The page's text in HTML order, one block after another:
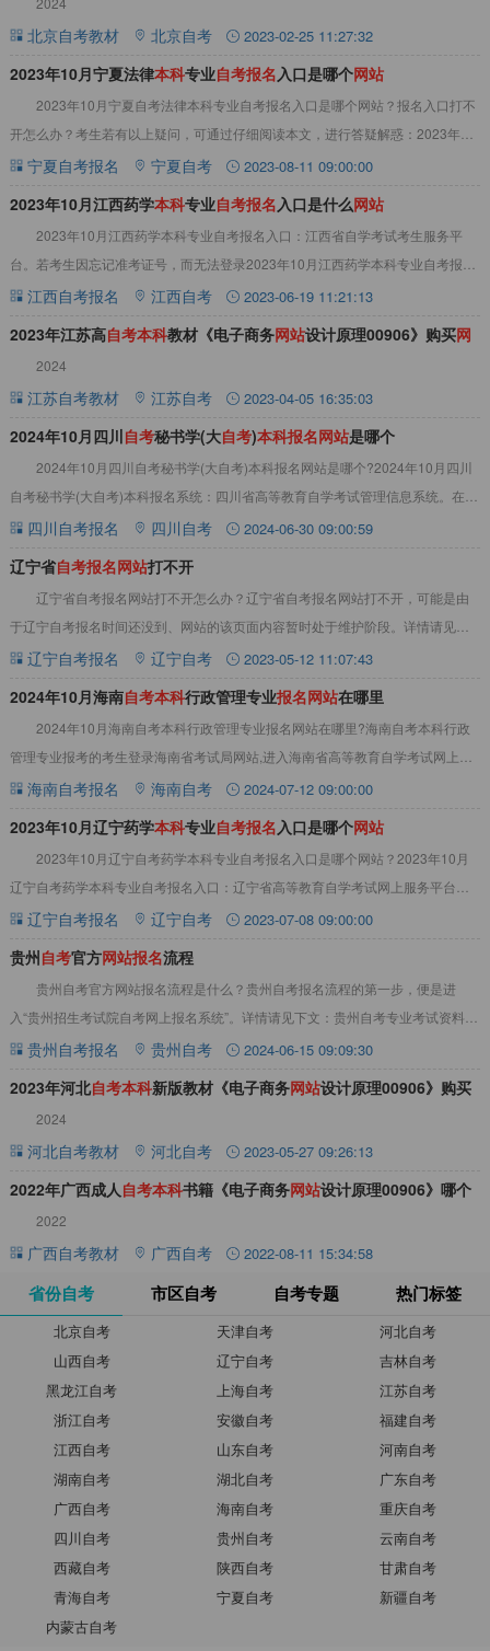
北京自考教材 北京自考 2023-02-25 11:27:32
2023年10月宁夏法律本科专业自考报名入口是哪个网站
2023年10月宁夏自考法律本科专业自考报名入口是哪个网站？报名入口打不
开怎么办？考生若有以上疑问，可通过仔细阅读本文，进行答疑解惑：2023年10
月宁夏法律本科专业自考报名入口2
宁夏自考报名 宁夏自考 2023-08-11 09:00:00
2023年10月江西药学本科专业自考报名入口是什么网站
2023年10月江西药学本科专业自考报名入口：江西省自学考试考生服务平
台。若考生因忘记准考证号，而无法登录2023年10月江西药学本科专业自考报名
入口，可查看往年准考证，准考证上有
江西自考报名 江西自考 2023-06-19 11:21:13
2023年江苏高自考本科教材《电子商务网站设计原理00906》购买网
2024
江苏自考教材 江苏自考 2023-04-05 16:35:03
2024年10月四川自考秘书学(大自考)本科报名网站是哪个
2024年10月四川自考秘书学(大自考)本科报名网站是哪个?2024年10月四川
自考秘书学(大自考)本科报名系统：四川省高等教育自学考试管理信息系统。在四
川自考报名期间，已经取得准
四川自考报名 四川自考 2024-06-30 09:00:59
辽宁省自考报名网站打不开
辽宁省自考报名网站打不开怎么办？辽宁省自考报名网站打不开，可能是由
于辽宁自考报名时间还没到、网站的该页面内容暂时处于维护阶段。详情请见下
文：辽宁省自考报名网站打不开辽宁省自考报名网
辽宁自考报名 辽宁自考 2023-05-12 11:07:43
2024年10月海南自考本科行政管理专业报名网站在哪里
2024年10月海南自考本科行政管理专业报名网站在哪里?海南自考本科行政
管理专业报考的考生登录海南省考试局网站,进入海南省高等教育自学考试网上报
名系统，按照报考注册流程，完成海南自
海南自考报名 海南自考 2024-07-12 09:00:00
2023年10月辽宁药学本科专业自考报名入口是哪个网站
2023年10月辽宁自考药学本科专业自考报名入口是哪个网站？2023年10月
辽宁自考药学本科专业自考报名入口：辽宁省高等教育自学考试网上服务平台。
考生须使用IE8及以上版本浏览器，
辽宁自考报名 辽宁自考 2023-07-08 09:00:00
贵州自考官方网站报名流程
贵州自考官方网站报名流程是什么？贵州自考报名流程的第一步，便是进
入“贵州招生考试院自考网上报名系统”。详情请见下文：贵州自考专业考试资料大
全，辅助备考贵州自考官方网站报名流程一、贵
贵州自考报名 贵州自考 2024-06-15 09:09:30
2023年河北自考本科新版教材《电子商务网站设计原理00906》购买
站2024
河北自考教材 河北自考 2023-05-27 09:26:13
2022年广西成人自考本科书籍《电子商务网站设计原理00906》哪个
站买
2022
广西自考教材 广西自考 2022-08-11 15:34:58
省份自考 市区自考 自考专题 热门标签
北京自考 天津自考
河北自考
山西自考
辽宁自考
吉林自考
黑龙江自考
上海自考
江苏自考
浙江自考
安徽自考
福建自考
江西自考
山东自考
河南自考
湖南自考
湖北自考
广东自考
广西自考
海南自考
重庆自考
四川自考
贵州自考
云南自考
西藏自考
陕西自考
甘肃自考
青海自考
宁夏自考
新疆自考
内蒙古自考